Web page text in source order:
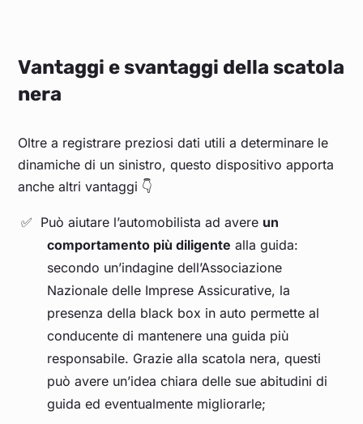
Vantaggi e svantaggi della scatola
nera
Oltre a registrare preziosi dati utili a determinare le
dinamiche di un sinistro, questo dispositivo apporta
anche altri vantaggi 👇
Può aiutare l’automobilista ad avere un
comportamento più diligente alla guida:
secondo un’indagine dell’Associazione
Nazionale delle Imprese Assicurative, la
presenza della black box in auto permette al
conducente di mantenere una guida più
responsabile. Grazie alla scatola nera, questi
può avere un’idea chiara delle sue abitudini di
guida ed eventualmente migliorarle;